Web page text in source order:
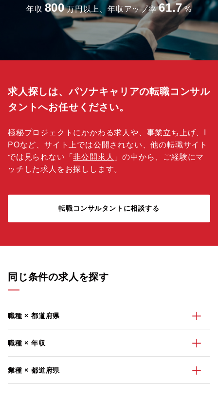
年収 800 万円以上、年収アップ率 61.7 %
求人探しは、パソナキャリアの転職コンサル
タントへお任せください。
極秘プロジェクトにかかわる求人や、事業立ち上げ、I
POなど、サイト上では公開されない、他の転職サイト
では見られない「非公開求人 」の中から、ご経験にマ
ッチした求人をお探しします。
転職コンサルタントに相談する
同じ条件の求人を探す
職種 × 都道府県
職種 × 年収
業種 × 都道府県